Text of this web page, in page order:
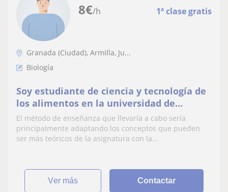
8€/h 1ª clase gratis
Granada (Ciudad), Armilla, Ju...
Biología
Soy estudiante de ciencia y tecnología de
los alimentos en la universidad de
granada, tengo ganas de enseñar a niños
y ayudarles!
El método de enseñanza que llevaría a cabo sería
principalmente adaptando los conceptos que pueden
ser más teóricos de la asignatura con la...
ver más Contactar